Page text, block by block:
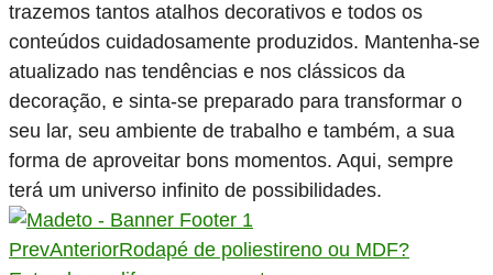
trazemos tantos atalhos decorativos e todos os
conteúdos cuidadosamente produzidos. Mantenha-se
atualizado nas tendências e nos clássicos da
decoração, e sinta-se preparado para transformar o
seu lar, seu ambiente de trabalho e também, a sua
forma de aproveitar bons momentos. Aqui, sempre
terá um universo infinito de possibilidades.
PrevAnteriorRodapé de poliestireno ou MDF?